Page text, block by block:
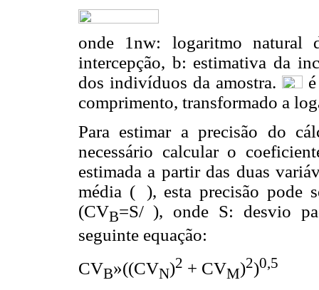
onde 1nw: logaritmo natural
intercepção, b: estimativa da
dos indivíduos da amostra.
comprimento, transformado a
Para estimar a precisão do
necessário calcular o
estimada a partir das duas
média (
), esta precisão pode
(CVB=S/ ), onde S: desvio
seguinte equação:
CVB»((CVN)2 + CVM)2)0,5